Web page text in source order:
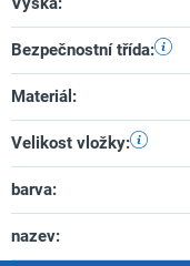
Bezpečnostní třída:
Materiál :
Velikost vložky:
barva:
nazev: